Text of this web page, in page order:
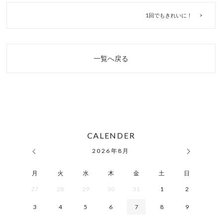
1回でもきれいに！
一覧へ戻る
CALENDER
2026 年 8月
月 火 水 木 金 土 日
27 28 29 30 31 1 2
3 4 5 6 7 8 9